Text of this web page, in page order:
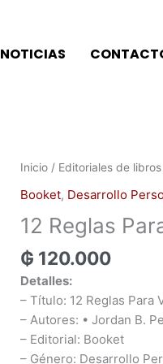
NOTICIAS
Inicio / Editoriales de libros
Booket, Desarrollo
12 Reglas
₲ 120.000
Detalles:
– Título: 12 Reglas Para
– Autores: • Jordan B.
– Editorial: Booket
– Género: Desarrollo